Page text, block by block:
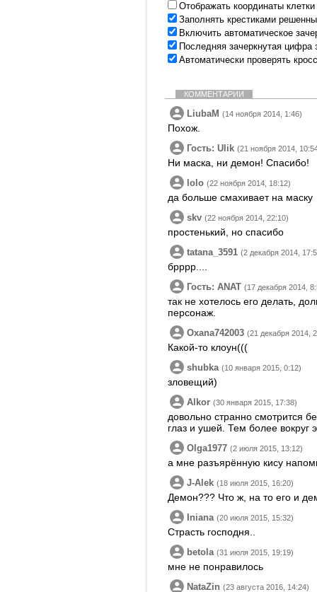
Отображать координаты
Заполнять крестиками
Включить автоматическое
Последняя зачеркнутая цифра
Автоматически проверять
КОММЕНТАРИИ
LiubaM (14 ноября 2014, 1:46)
Похож.
Гость: Ulik (21 ноября 2014,
Ни маска, ни демон! Спасибо!
lolo (22 ноября 2014, 18:12)
да больше смахивает на маску
skv (22 ноября 2014, 22:10)
простенький, но спасибо
tatana_3591 (2 декабря 2014,
брррр....
Гость: ANAT (17 декабря 2014,
так не хотелось его делать,
персонаж.
Oxana742003 (21 декабря 2014,
Какой-то клоун(((
shubka (10 января 2015, 0:12)
зловещий)
Alkor (30 января 2015, 17:38)
довольно странно смотрится
глаз и ушей. Тем более вокруг
Olga1977 (2 июля 2015, 13:12)
а мне разъярённую кису
J-Alek (18 июля 2015, 16:20)
Демон??? Что ж, на то его и
Iniana (20 июля 2015, 15:32)
Страсть господня..
betola (31 июля 2015, 19:19)
мне не понравилось
NataZin (23 августа 2016, 14:24)